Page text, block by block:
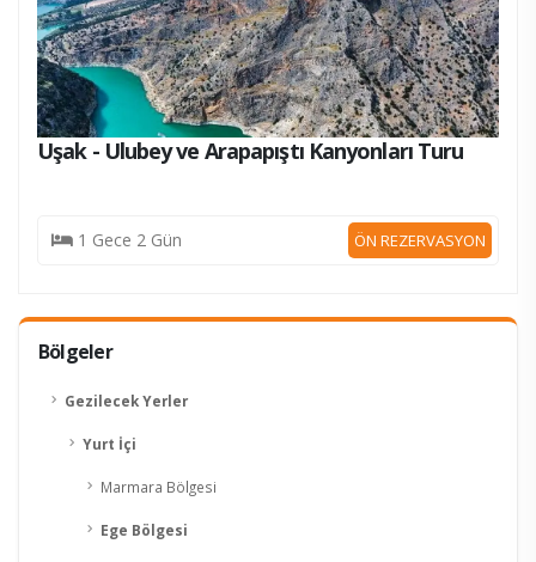
Bölgeler
Gezilecek Yerler
Yurt İçi
Marmara Bölgesi
Ege Bölgesi
Uşak - Ulubey ve Arapapıştı Kanyonları Turu
1 Gece 2 Gün ÖN REZERVASYON